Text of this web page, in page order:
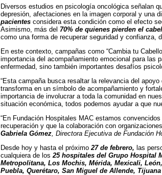
Diversos estudios en psicología oncológica señalan
depresión, afectaciones en la imagen corporal y una
pacientes considera esta condición como el efecto
Asimismo, más del 70% de quienes pierden el
como una forma de recuperar seguridad y confianza,
En este contexto, campañas como “Cambia tu
importancia del acompañamiento emocional para
enfermedad, sino también importantes desafíos
“Esta campaña busca resaltar la relevancia del
transforma en un símbolo de acompañamiento y
importancia de involucrar a toda la comunidad en
situación económica, todos podemos ayudar a que
“En Fundación Hospitales MAC estamos
recuperación y que la colaboración con
Gabriela Gómez, Directora Ejecutiva de Fundación
Desde hoy y hasta el próximo27 de febrero, las
cualquiera de los25 hospitales del Grupo Hospital
Metropolitana, Los Mochis, Mérida, Mexicali,
Puebla, Querétaro, San Miguel de Allende,